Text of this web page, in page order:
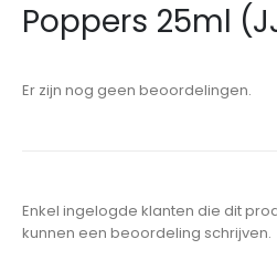
Poppers 25ml
Er zijn nog geen beoordelingen.
Enkel ingelogde klanten die dit
kunnen een beoordeling schrijven.